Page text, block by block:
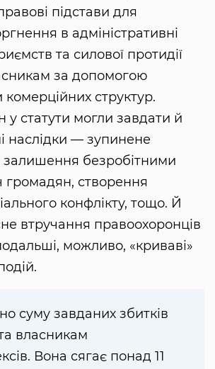
підстави для
в адміністративні
та силової протидії
за допомогою
структур.
у статути могли завдати й
наслідки — зупинене
безробітними
громадян, створення
конфлікту, тощо. Й
втручання правоохоронців
можливо, «криваві»
суму завданих збитків
власникам
Вона сягає понад 11